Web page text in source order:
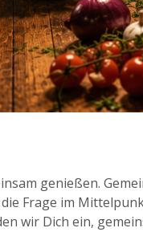
genießen.
Frage im
wir Dich ein,